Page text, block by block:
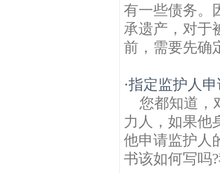
有一些债务。
承遗产，对于
前，需要先确
·指定监护人
您都知道，
力人，如果他
他申请监护人
书该如何写吗